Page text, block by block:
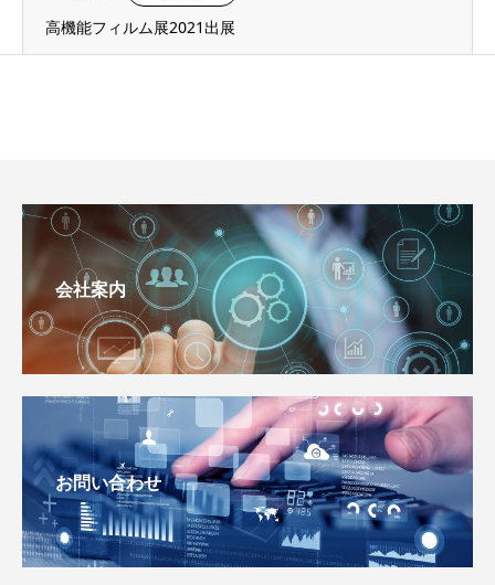
高機能フィルム展2021出展
会社案内
お問い合わせ